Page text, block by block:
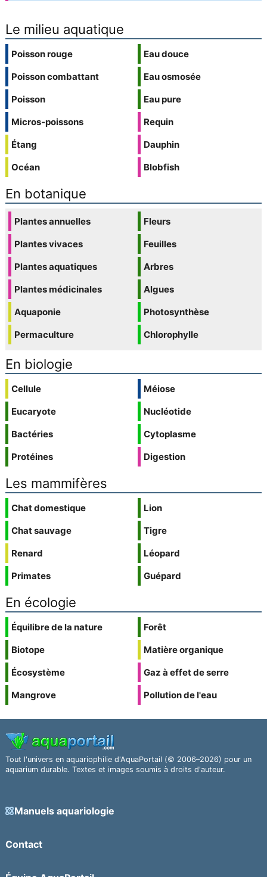
Le milieu aquatique
Poisson rouge
Poisson combattant
Poisson
Micros-poissons
Étang
Océan
Eau douce
Eau osmosée
Eau pure
Requin
Dauphin
Blobfish
En botanique
Plantes annuelles
Plantes vivaces
Plantes aquatiques
Plantes médicinales
Aquaponie
Permaculture
Fleurs
Feuilles
Arbres
Algues
Photosynthèse
Chlorophylle
En biologie
Cellule
Eucaryote
Bactéries
Protéines
Méiose
Nucléotide
Cytoplasme
Digestion
Les mammifères
Chat domestique
Chat sauvage
Renard
Primates
Lion
Tigre
Léopard
Guépard
En écologie
Équilibre de la nature
Biotope
Écosystème
Mangrove
Forêt
Matière organique
Gaz à effet de serre
Pollution de l'eau
Tout l'univers en aquariophilie d'AquaPortail (© 2006–2026) pour un
aquarium durable. Textes et images soumis à droits d'auteur.
Manuels aquariologie
Contact